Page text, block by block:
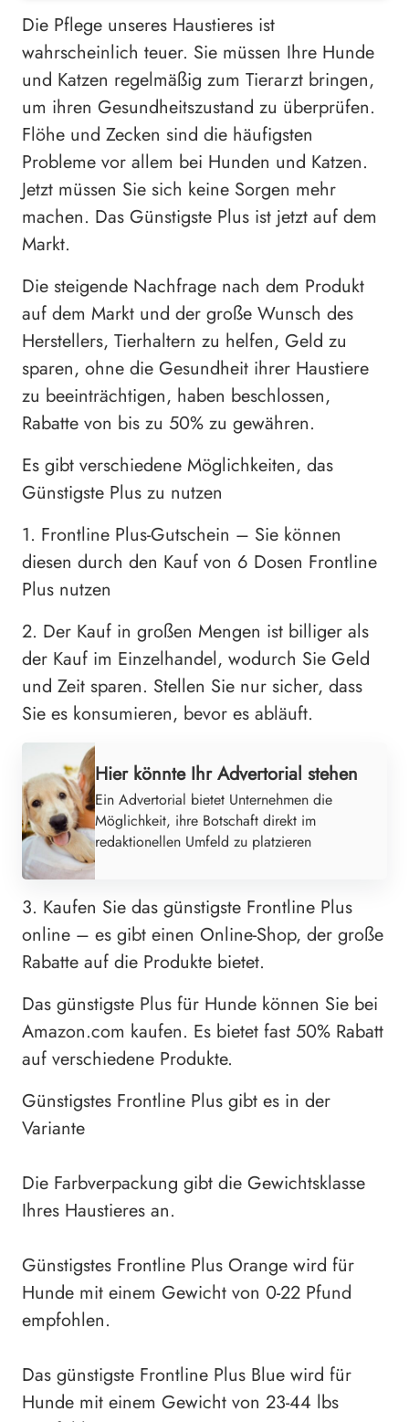
Die Pflege unseres Haustieres ist
wahrscheinlich teuer. Sie müssen Ihre Hunde
und Katzen regelmäßig zum Tierarzt bringen,
um ihren Gesundheitszustand zu überprüfen.
Flöhe und Zecken sind die häufigsten
Probleme vor allem bei Hunden und Katzen.
Jetzt müssen Sie sich keine Sorgen mehr
machen. Das Günstigste Plus ist jetzt auf dem
Markt.
Die steigende Nachfrage nach dem Produkt
auf dem Markt und der große Wunsch des
Herstellers, Tierhaltern zu helfen, Geld zu
sparen, ohne die Gesundheit ihrer Haustiere
zu beeinträchtigen, haben beschlossen,
Rabatte von bis zu 50% zu gewähren.
Es gibt verschiedene Möglichkeiten, das
Günstigste Plus zu nutzen
1. Frontline Plus-Gutschein – Sie können
diesen durch den Kauf von 6 Dosen Frontline
Plus nutzen
2. Der Kauf in großen Mengen ist billiger als
der Kauf im Einzelhandel, wodurch Sie Geld
und Zeit sparen. Stellen Sie nur sicher, dass
Sie es konsumieren, bevor es abläuft.
Hier könnte Ihr Advertorial stehen
Ein Advertorial bietet Unternehmen die
Möglichkeit, ihre Botschaft direkt im
redaktionellen Umfeld zu platzieren
3. Kaufen Sie das günstigste Frontline Plus
online – es gibt einen Online-Shop, der große
Rabatte auf die Produkte bietet.
Das günstigste Plus für Hunde können Sie bei
Amazon.com kaufen. Es bietet fast 50% Rabatt
auf verschiedene Produkte.
Günstigstes Frontline Plus gibt es in der
Variante
Die Farbverpackung gibt die Gewichtsklasse
Ihres Haustieres an.
Günstigstes Frontline Plus Orange wird für
Hunde mit einem Gewicht von 0-22 Pfund
empfohlen.
Das günstigste Frontline Plus Blue wird für
Hunde mit einem Gewicht von 23-44 lbs